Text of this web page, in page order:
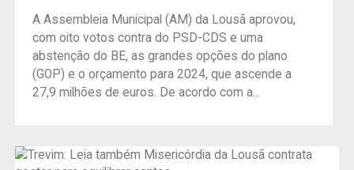
A Assembleia Municipal (AM) da Lousã aprovou,
com oito votos contra do PSD-CDS e uma
abstenção do BE, as grandes opções do plano
(GOP) e o orçamento para 2024, que ascende a
27,9 milhões de euros. De acordo com a...